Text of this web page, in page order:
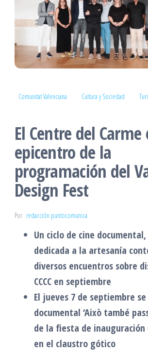
Comunitat Valenciana Cultura y Sociedad
El Centre del Carme
epicentro de la
programación del
Design Fest
Por redacción puntocomunica
Un ciclo de cine
dedicada a la artesanía
diversos encuentros sobre
CCCC en septiembre
El jueves 7 de septiembre
documental ‘Això també
de la fiesta de
en el claustro gótico